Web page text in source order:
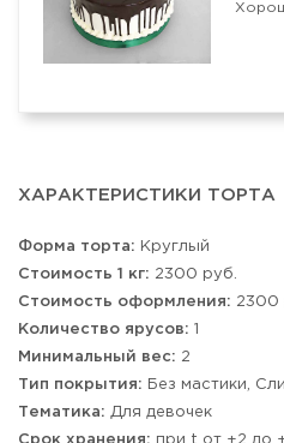
ХАРАКТЕРИСТИКИ ТОРТА
Форма торта: Круглый
Стоимость 1 кг: 2300 руб.
Стоимость оформления: 2300
Количество ярусов: 1
Минимальный вес: 2
Тип покрытия: Без мастики,
Тематика: Для девочек
Срок хранения: при t от +2 до